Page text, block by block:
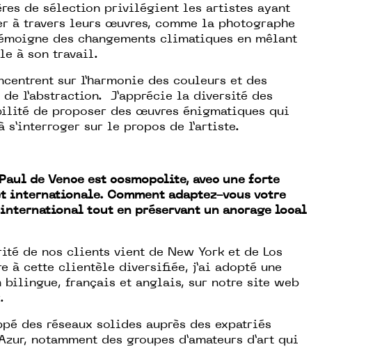
de sélection privilégient les artistes ayant
à travers leurs œuvres, comme la photographe
des changements climatiques en mêlant
à son travail.
sur l’harmonie des couleurs et des
de l’abstraction. J’apprécie la diversité des
de proposer des œuvres énigmatiques qui
sur le propos de l’artiste.
de Vence est cosmopolite, avec une forte
internationale. Comment adaptez-vous votre
tout en préservant un ancrage local
de nos clients vient de New York et de Los
à cette clientèle diversifiée, j’ai adopté une
bilingue, français et anglais, sur notre site web
des réseaux solides auprès des expatriés
notamment des groupes d’amateurs d’art qui